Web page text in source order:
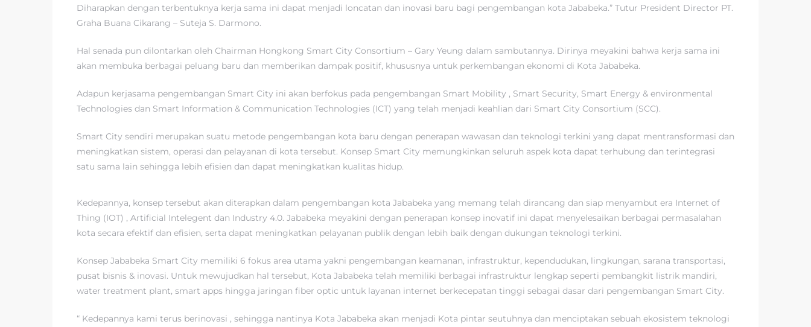
Diharapkan dengan terbentuknya kerja sama ini dapat menjadi loncatan dan inovasi baru bagi pengembangan kota Jababeka.” Tutur President Director PT.
Graha Buana Cikarang – Suteja S. Darmono.
Hal senada pun dilontarkan oleh Chairman Hongkong Smart City Consortium – Gary Yeung dalam sambutannya. Dirinya meyakini bahwa kerja sama ini
akan membuka berbagai peluang baru dan memberikan dampak positif, khususnya untuk perkembangan ekonomi di Kota Jababeka.
Adapun kerjasama pengembangan Smart City ini akan berfokus pada pengembangan Smart Mobility , Smart Security, Smart Energy & environmental
Technologies dan Smart Information & Communication Technologies (ICT) yang telah menjadi keahlian dari Smart City Consortium (SCC).
Smart City sendiri merupakan suatu metode pengembangan kota baru dengan penerapan wawasan dan teknologi terkini yang dapat mentransformasi dan
meningkatkan sistem, operasi dan pelayanan di kota tersebut. Konsep Smart City memungkinkan seluruh aspek kota dapat terhubung dan terintegrasi
satu sama lain sehingga lebih efisien dan dapat meningkatkan kualitas hidup.
Kedepannya, konsep tersebut akan diterapkan dalam pengembangan kota Jababeka yang memang telah dirancang dan siap menyambut era Internet of
Thing (IOT) , Artificial Intelegent dan Industry 4.0. Jababeka meyakini dengan penerapan konsep inovatif ini dapat menyelesaikan berbagai permasalahan
kota secara efektif dan efisien, serta dapat meningkatkan pelayanan publik dengan lebih baik dengan dukungan teknologi terkini.
Konsep Jababeka Smart City memiliki 6 fokus area utama yakni pengembangan keamanan, infrastruktur, kependudukan, lingkungan, sarana transportasi,
pusat bisnis & inovasi. Untuk mewujudkan hal tersebut, Kota Jababeka telah memiliki berbagai infrastruktur lengkap seperti pembangkit listrik mandiri,
water treatment plant, smart apps hingga jaringan fiber optic untuk layanan internet berkecepatan tinggi sebagai dasar dari pengembangan Smart City.
“ Kedepannya kami terus berinovasi , sehingga nantinya Kota Jababeka akan menjadi Kota pintar seutuhnya dan menciptakan sebuah ekosistem teknologi